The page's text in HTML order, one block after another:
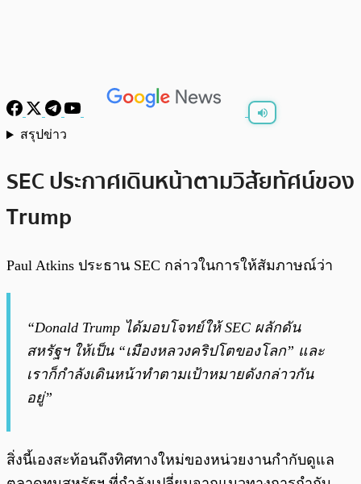
สรุปข่าว
SEC ประกาศเดินหน้าตามวิสัยทัศน์ของ
Trump
Paul Atkins ประธาน SEC กล่าวในการให้สัมภาษณ์ว่า
“Donald Trump ได้มอบโจทย์ให้ SEC ผลักดัน
สหรัฐฯ ให้เป็น “เมืองหลวงคริปโตของโลก” และ
เราก็กำลังเดินหน้าทำตามเป้าหมายดังกล่าวกัน
อยู่”
สิ่งนี้เองสะท้อนถึงทิศทางใหม่ของหน่วยงานกำกับดูแล